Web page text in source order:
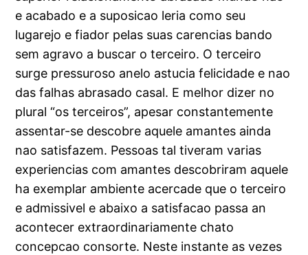
e acabado e a suposicao leria como seu
lugarejo e fiador pelas suas carencias bando
sem agravo a buscar o terceiro. O terceiro
surge pressuroso anelo astucia felicidade e nao
das falhas abrasado casal. E melhor dizer no
plural “os terceiros”, apesar constantemente
assentar-se descobre aquele amantes ainda
nao satisfazem. Pessoas tal tiveram varias
experiencias com amantes descobriram aquele
ha exemplar ambiente acercade que o terceiro
e admissivel e abaixo a satisfacao passa an
acontecer extraordinariamente chato
concepcao consorte. Neste instante as vezes